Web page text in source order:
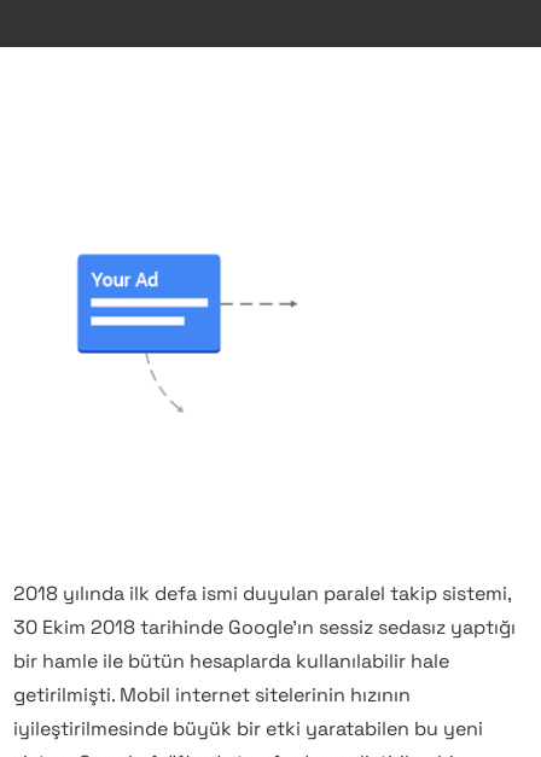
2018 yılında ilk defa ismi duyulan paralel takip sistemi,
30 Ekim 2018 tarihinde Google’ın sessiz sedasız yaptığı
bir hamle ile bütün hesaplarda kullanılabilir hale
getirilmişti. Mobil internet sitelerinin hızının
iyileştirilmesinde büyük bir etki yaratabilen bu yeni